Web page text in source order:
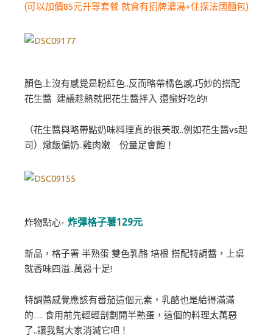
(可以加價85元升等套餐 就會有招牌濃湯+住探法國麵包)
顏色上沒有感覺是粉紅色..反而略帶橘色感.巧妙的搭配
花生醬 建議趁熱就把花生醬拌入 還蠻好吃的!
（花生醬與略帶點奶味料理真的很美取..例如花生醬vs起
司）燉飯偏奶..雞肉嫩 份量足會飽！
炸物點心- 炸彈格子薯129元
新品，格子署 半熟蛋 雙色乳酪 培根 搭配特調醬，上桌
就香味四溢..萬惡十足!
特調醬感覺應該有番茄這個元素，乳酪也是給得滿滿
的… 食用前先輕輕剖劃開半熟蛋，這個的料理太萬惡
了..讓我幫大家消滅它吧！